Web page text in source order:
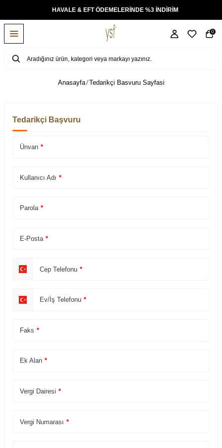
HAVALE & EFT ÖDEMELERİNDE %3 İNDİRİM
0
Anasayfa Tedarikçi Basvuru Sayfasi
Tedarikçi Başvuru
Ünvan *
Kullanıcı Adı *
Parola *
E-Posta *
Cep Telefonu *
Ev/İş Telefonu *
Faks *
Ek Alan *
Vergi Dairesi *
Vergi Numarası *